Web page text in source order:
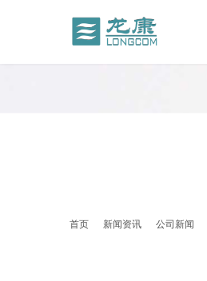
首页 新闻资讯 公司新闻